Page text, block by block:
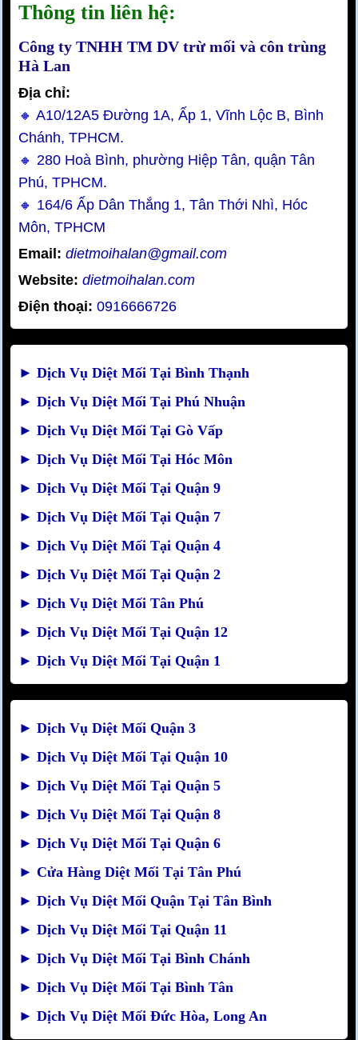
Thông tin liên hệ:
Công ty TNHH TM DV trừ mối và côn trùng
Hà Lan
Địa chỉ:
🔸 A10/12A5 Đường 1A, Ấp 1, Vĩnh Lộc B, Bình
Chánh, TPHCM.
🔸 280 Hoà Bình, phường Hiệp Tân, quận Tân
Phú, TPHCM.
🔸 164/6 Ấp Dân Thắng 1, Tân Thới Nhì, Hóc
Môn, TPHCM
Email: dietmoihalan@gmail.com
Website: dietmoihalan.com
Điện thoại: 0916666726
► Dịch Vụ Diệt Mối Tại Bình Thạnh
► Dịch Vụ Diệt Mối Tại Phú Nhuận
► Dịch Vụ Diệt Mối Tại Gò Vấp
► Dịch Vụ Diệt Mối Tại Hóc Môn
► Dịch Vụ Diệt Mối Tại Quận 9
► Dịch Vụ Diệt Mối Tại Quận 7
► Dịch Vụ Diệt Mối Tại Quận 4
► Dịch Vụ Diệt Mối Tại Quận 2
► Dịch Vụ Diệt Mối Tân Phú
► Dịch Vụ Diệt Mối Tại Quận 12
► Dịch Vụ Diệt Mối Tại Quận 1
► Dịch Vụ Diệt Mối Quận 3
► Dịch Vụ Diệt Mối Tại Quận 10
► Dịch Vụ Diệt Mối Tại Quận 5
► Dịch Vụ Diệt Mối Tại Quận 8
► Dịch Vụ Diệt Mối Tại Quận 6
► Cửa Hàng Diệt Mối Tại Tân Phú
► Dịch Vụ Diệt Mối Quận Tại Tân Bình
► Dịch Vụ Diệt Mối Tại Quận 11
► Dịch Vụ Diệt Mối Tại Bình Chánh
► Dịch Vụ Diệt Mối Tại Bình Tân
► Dịch Vụ Diệt Mối Đức Hòa, Long An